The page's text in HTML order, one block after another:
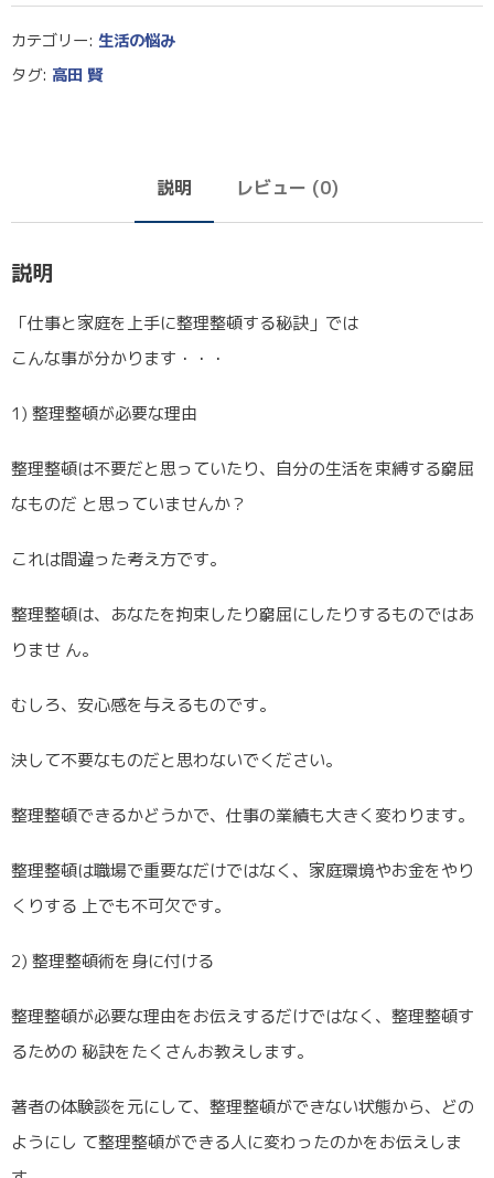
カテゴリー: 生活の悩み
タグ: 高田 賢
説明 レビュー (0)
説明
「仕事と家庭を上手に整理整頓する秘訣」では
こんな事が分かります・・・
1) 整理整頓が必要な理由
整理整頓は不要だと思っていたり、自分の生活を束縛する窮屈
なものだ と思っていませんか？
これは間違った考え方です。
整理整頓は、あなたを拘束したり窮屈にしたりするものではあ
りませ ん。
むしろ、安心感を与えるものです。
決して不要なものだと思わないでください。
整理整頓できるかどうかで、仕事の業績も大きく変わります。
整理整頓は職場で重要なだけではなく、家庭環境やお金をやり
くりする 上でも不可欠です。
2) 整理整頓術を身に付ける
整理整頓が必要な理由をお伝えするだけではなく、整理整頓す
るための 秘訣をたくさんお教えします。
著者の体験談を元にして、整理整頓ができない状態から、どの
ようにし て整理整頓ができる人に変わったのかをお伝えしま